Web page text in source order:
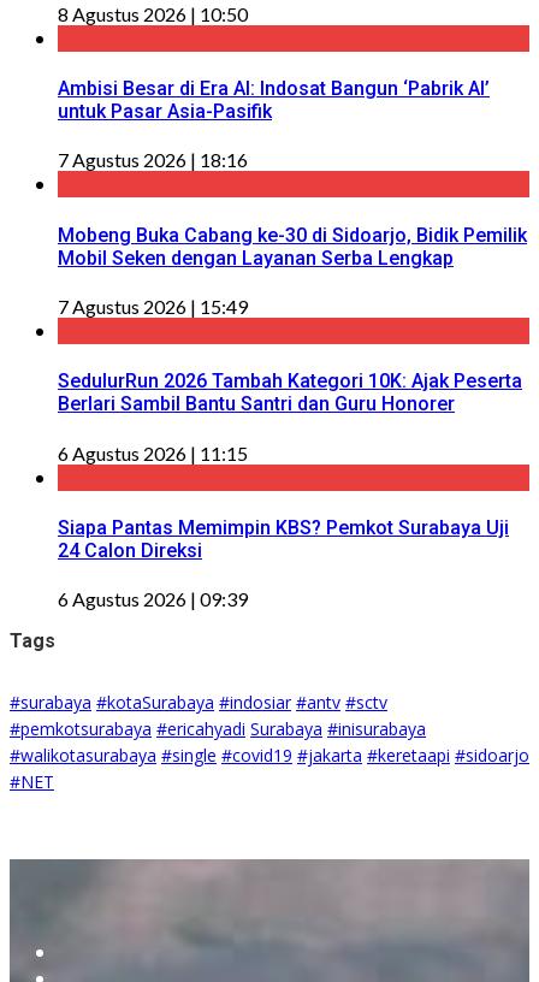
8 Agustus 2026 | 10:50
Ambisi Besar di Era AI: Indosat Bangun ‘Pabrik AI’
untuk Pasar Asia-Pasifik
7 Agustus 2026 | 18:16
Mobeng Buka Cabang ke-30 di Sidoarjo, Bidik Pemilik
Mobil Seken dengan Layanan Serba Lengkap
7 Agustus 2026 | 15:49
SedulurRun 2026 Tambah Kategori 10K: Ajak Peserta
Berlari Sambil Bantu Santri dan Guru Honorer
6 Agustus 2026 | 11:15
Siapa Pantas Memimpin KBS? Pemkot Surabaya Uji
24 Calon Direksi
6 Agustus 2026 | 09:39
Tags
#surabaya #kotaSurabaya #indosiar #antv #sctv
#pemkotsurabaya #ericahyadi Surabaya #inisurabaya
#walikotasurabaya #single #covid19 #jakarta #keretaapi #sidoarjo
#NET